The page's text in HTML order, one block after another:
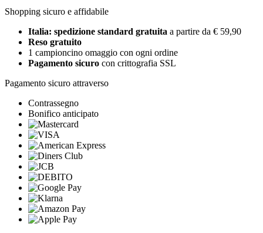
Shopping sicuro e affidabile
Italia: spedizione standard gratuita a partire da € 59,90
Reso gratuito
1 campioncino omaggio con ogni ordine
Pagamento sicuro con crittografia SSL
Pagamento sicuro attraverso
Contrassegno
Bonifico anticipato